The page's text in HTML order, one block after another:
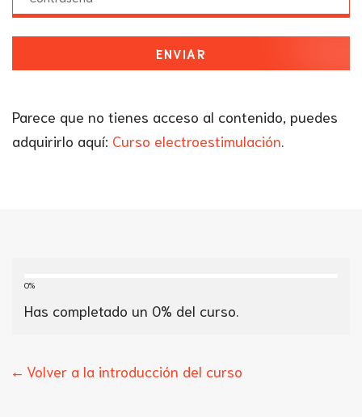
ENVIAR
Parece que no tienes acceso al contenido, puedes
adquirirlo aquí: Curso electroestimulación.
0%
Has completado un 0% del curso.
← Volver a la introducción del curso